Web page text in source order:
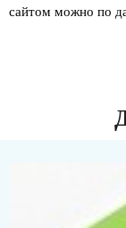
сайтом можно по